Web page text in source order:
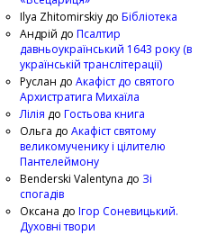
Ilya Zhitomirskiy до Бібліотека
Андрій до Псалтир
давньоукраїнський 1643 року (в
українській транслітерації)
Руслан до Акафіст до святого
Архистратига Михаїла
Лілія до Гостьова книга
Ольга до Акафіст святому
великомученику і цілителю
Пантелеймону
Benderski Valentyna до Зі
спогадів
Оксана до Ігор Соневицький.
Духовні твори